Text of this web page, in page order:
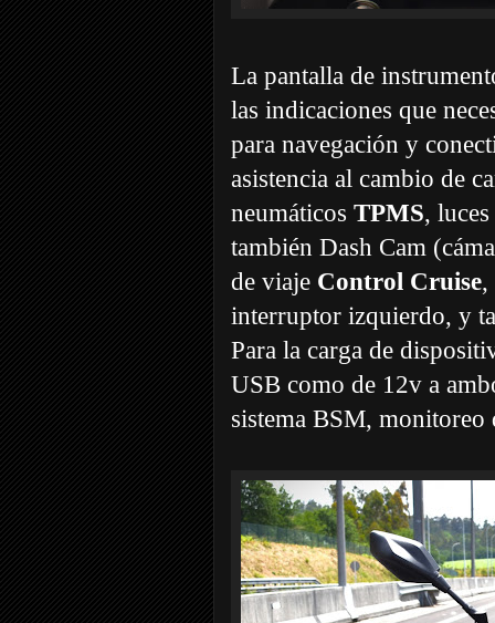
La pantalla de
las indicaciones que
para navegación y
asistencia al cambio de
neumáticos TPMS,
también Dash Cam
de viaje Control Cruise,
interruptor izquierdo, y
Para la carga de
USB como de 12v a
sistema BSM, monitoreo